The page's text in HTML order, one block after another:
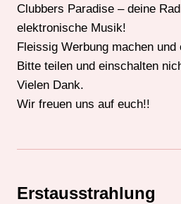
Clubbers Paradise – deine
elektronische Musik!
Fleissig Werbung machen und
Bitte teilen und einschalten
Vielen Dank.
Wir freuen uns auf euch!!
Erstausstrahlung